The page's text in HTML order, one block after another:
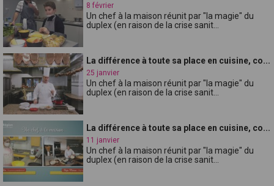
8 février
Un chef à la maison réunit par "la magie" du
duplex (en raison de la crise sanit...
La différence à toute sa place en cuisine, co...
25 janvier
Un chef à la maison réunit par "la magie" du
duplex (en raison de la crise sanit...
La différence à toute sa place en cuisine, co...
11 janvier
Un chef à la maison réunit par "la magie" du
duplex (en raison de la crise sanit...